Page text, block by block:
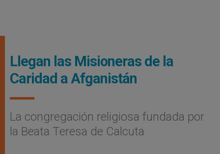
Llegan las Misioneras de la
Caridad a Afganistán
La congregación religiosa fundada por
la Beata Teresa de Calcuta